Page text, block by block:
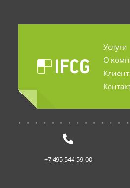
Услуги
О
+7 495 544-59-00